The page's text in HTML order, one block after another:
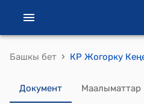
Башкы бет ›
Документ Маалыматтар